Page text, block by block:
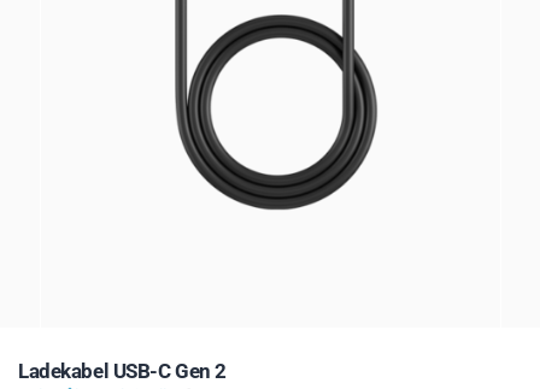
Ladekabel USB-C Gen 2